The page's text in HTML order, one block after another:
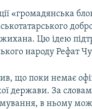
«громадянська
Цю ідею
народу Рефат
що поки немає
держави. За
в ньому